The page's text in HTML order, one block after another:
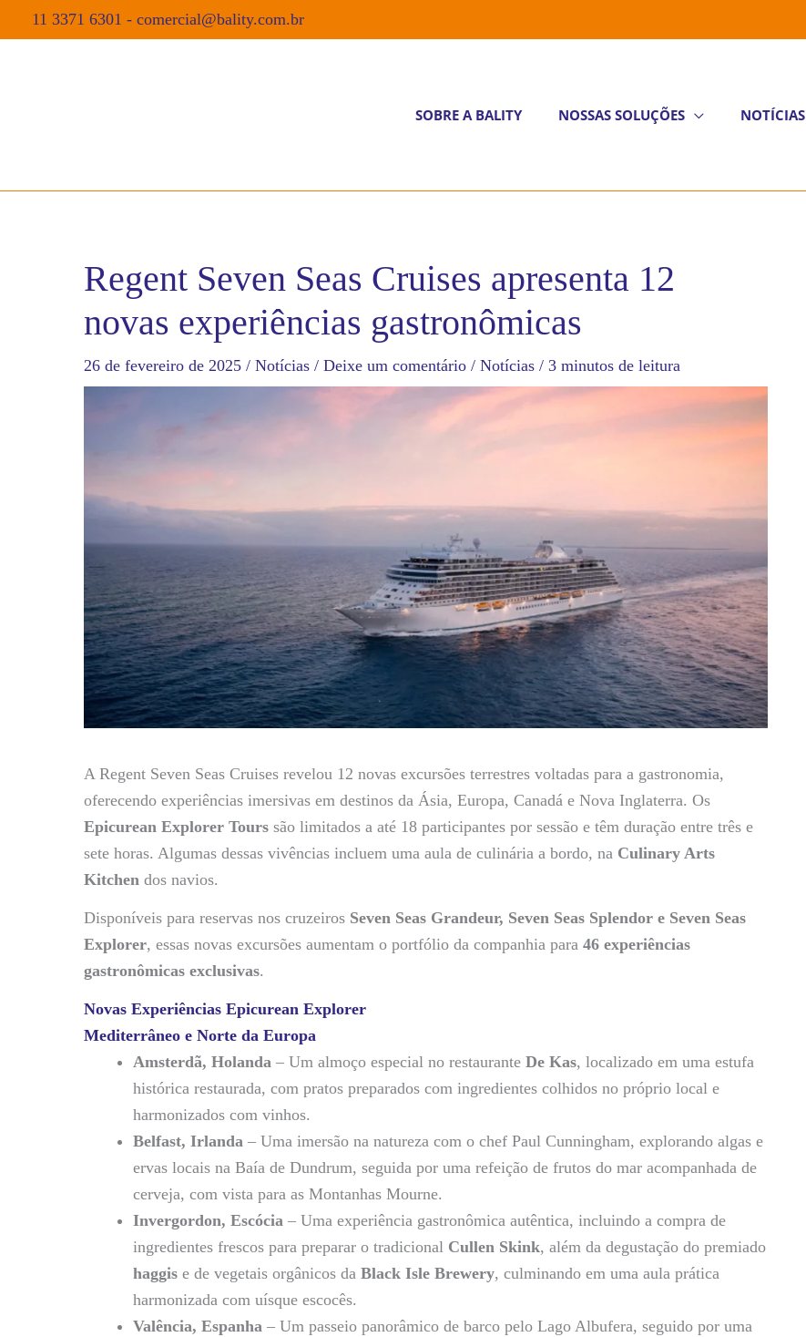
11 3371 6301 - comercial@bality.com.br
SOBRE A BALITY NOSSAS SOLUÇÕES NOTÍCIAS
Regent Seven Seas Cruises apresenta 12
novas experiências gastronômicas
26 de fevereiro de 2025 / Notícias / Deixe um comentário / Notícias / 3 minutos de leitura
A Regent Seven Seas Cruises revelou 12 novas excursões terrestres voltadas para a gastronomia,
oferecendo experiências imersivas em destinos da Ásia, Europa, Canadá e Nova Inglaterra. Os
Epicurean Explorer Tours são limitados a até 18 participantes por sessão e têm duração entre três e
sete horas. Algumas dessas vivências incluem uma aula de culinária a bordo, na Culinary Arts
Kitchen dos navios.
Disponíveis para reservas nos cruzeiros Seven Seas Grandeur, Seven Seas Splendor e Seven Seas
Explorer, essas novas excursões aumentam o portfólio da companhia para 46 experiências
gastronômicas exclusivas.
Novas Experiências Epicurean Explorer
Mediterrâneo e Norte da Europa
Amsterdã, Holanda – Um almoço especial no restaurante De Kas, localizado em uma estufa
histórica restaurada, com pratos preparados com ingredientes colhidos no próprio local e
harmonizados com vinhos.
Belfast, Irlanda – Uma imersão na natureza com o chef Paul Cunningham, explorando algas e
ervas locais na Baía de Dundrum, seguida por uma refeição de frutos do mar acompanhada de
cerveja, com vista para as Montanhas Mourne.
Invergordon, Escócia – Uma experiência gastronômica autêntica, incluindo a compra de
ingredientes frescos para preparar o tradicional Cullen Skink, além da degustação do premiado
haggis e de vegetais orgânicos da Black Isle Brewery, culminando em uma aula prática
harmonizada com uísque escocês.
Valência, Espanha – Um passeio panorâmico de barco pelo Lago Albufera, seguido por uma